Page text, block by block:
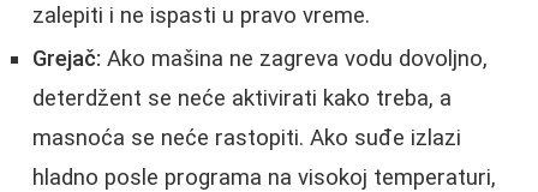
zalepiti i ne ispasti u pravo vreme.
Grejač: Ako mašina ne zagreva vodu dovoljno,
deterdžent se neće aktivirati kako treba, a
masnoća se neće rastopiti. Ako suđe izlazi
hladno posle programa na visokoj temperaturi,